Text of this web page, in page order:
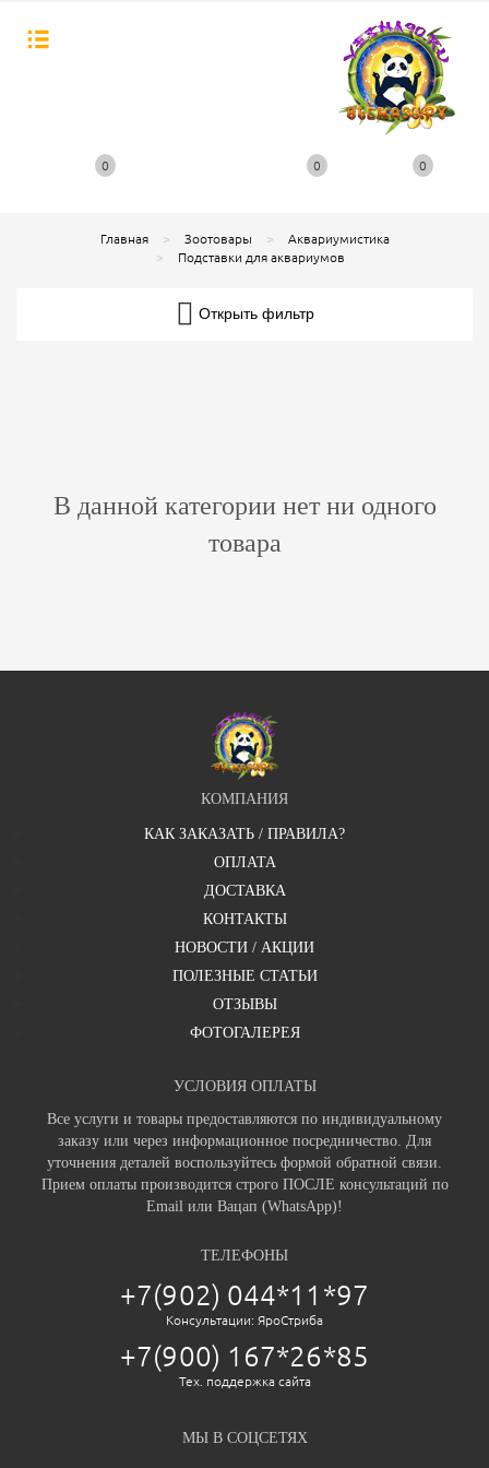
0 0 0
Главная Зоотовары
Аквариумистика
Подставки для аквариумов
Открыть фильтр
В данной категории нет ни одного
товара
КОМПАНИЯ
КАК ЗАКАЗАТЬ / ПРАВИЛА?
ОПЛАТА
ДОСТАВКА
КОНТАКТЫ
НОВОСТИ / АКЦИИ
ПОЛЕЗНЫЕ СТАТЬИ
ОТЗЫВЫ
ФОТОГАЛЕРЕЯ
УСЛОВИЯ ОПЛАТЫ
Все услуги и товары предоставляются по индивидуальному
заказу или через информационное посредничество. Для
уточнения деталей воспользуйтесь формой обратной связи.
Прием оплаты производится строго ПОСЛЕ консультаций по
Email или Вацап (WhatsApp)!
ТЕЛЕФОНЫ
+7(902) 044*11*97
Консультации: ЯроСтриба
+7(900) 167*26*85
Тех. поддержка сайта
МЫ В СОЦСЕТЯХ